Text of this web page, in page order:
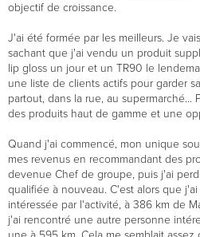
objectif de croissance.
J'ai été formée par les meilleurs. Je
sachant que j'ai vendu un produit
lip gloss un jour et un TR90 le
une liste de clients actifs pour garder
partout, dans la rue, au
des produits haut de gamme et une
Quand j'ai commencé, mon unique
mes revenus en recommandant des
devenue Chef de groupe, puis j'ai
qualifiée à nouveau. C'est alors que
intéressée par l'activité, à 386 km de
j'ai rencontré une autre personne